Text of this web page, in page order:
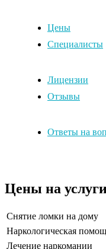
Цены
Специалисты
Лицензии
Отзывы
Ответы на
Цены на
Снятие ломки на дому
Наркологическая
Лечение наркомании